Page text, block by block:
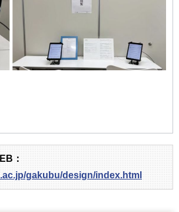
：
gakubu/design/index.html